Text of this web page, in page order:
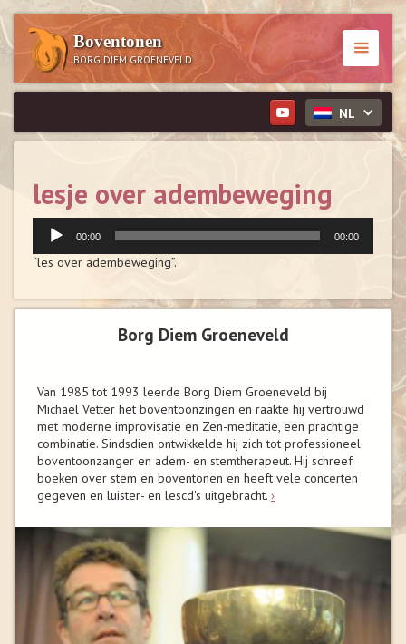
Boventonen
BORG DIEM GROENEVELD
NL
lesje over adembeweging
Audiospeler
00:00 00:00
“les over adembeweging”.
Borg Diem Groeneveld
Van 1985 tot 1993 leerde Borg Diem Groeneveld bij
Michael Vetter het boventoonzingen en raakte hij vertrouwd
met moderne improvisatie en Zen-meditatie, een prachtige
combinatie. Sindsdien ontwikkelde hij zich tot professioneel
boventoonzanger en adem- en stemtherapeut. Hij schreef
boeken over stem en boventonen en heeft vele concerten
gegeven en luister- en lescd's uitgebracht. ›